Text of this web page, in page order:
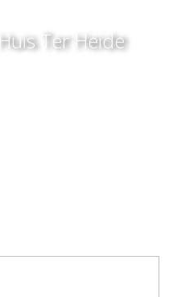
Huis Ter Heide